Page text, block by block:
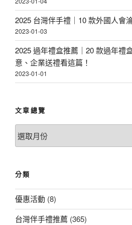
2025 台灣伴手禮｜10 款外國人會
2023-01-03
2025 過年禮盒推薦｜20 款過年禮
意、企業送禮看這篇！
2023-01-01
文章總覽
文
章
分類
優惠活動 (8)
台灣伴手禮推薦 (365)